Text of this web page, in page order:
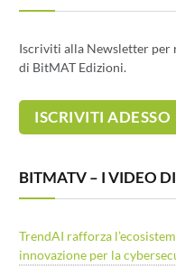
Iscriviti alla Newsletter per
di BitMAT Edizioni.
BITMATV – I VIDEO
TrendAI rafforza
innovazione per la